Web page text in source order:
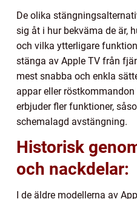
De olika
sig åt i hur bekväma de är,
och vilka ytterligare
stänga av Apple TV från
mest snabba och enkla
appar eller
erbjuder fler funktioner,
schemalagd avstängning.
Historisk
och nackdelar:
I de äldre modellerna av